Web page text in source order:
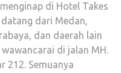
di Hotel Takes
dari Medan,
dan daerah lain
di jalan MH.
212. Semuanya